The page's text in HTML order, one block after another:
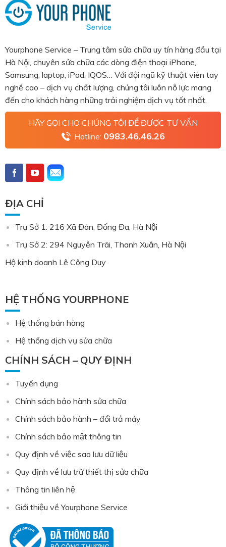
Yourphone Service – Trung tâm sửa chữa uy tín hàng đầu tại
Hà Nội, chuyên sửa chữa các dòng điện thoại iPhone,
Samsung, laptop, iPad, IQOS… Với đội ngũ kỹ thuật viên tay
nghề cao – dịch vụ chất lượng, chúng tôi luôn nỗ lực mang
đến cho khách hàng những trải nghiệm dịch vụ tốt nhất.
HÃY GỌI CHO CHÚNG TÔI ĐỂ ĐƯỢC TƯ VẤN
Hotline: 0983.46.46.26
ĐỊA CHỈ
Trụ Sở 1: 216 Xã Đàn, Đống Đa, Hà Nội
Trụ Sở 2: 294 Nguyễn Trãi, Thanh Xuân, Hà Nội
Hộ kinh doanh Lê Công Duy
HỆ THỐNG YOURPHONE
Hệ thống bán hàng
Hệ thống dịch vụ sửa chữa
CHÍNH SÁCH – QUY ĐỊNH
Tuyển dụng
Chính sách bảo hành sửa chữa
Chính sách bảo hành – đổi trả máy
Chính sách bảo mật thông tin
Quy định về việc sao lưu dữ liệu
Quy định về lưu trữ thiết thị sửa chữa
Thông tin liên hệ
Giới thiệu về Yourphone Service